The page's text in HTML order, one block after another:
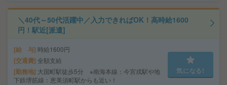
＼40代～50代活躍中／入力できればOK！高時給1600
円！駅近[派遣]
給 与 時給1600円
交通費 全額支給
勤務地 大国町駅徒歩5分 ※南海本線：今宮戎駅や地
下鉄堺筋線：恵美須町駅からも近い！
気になる!